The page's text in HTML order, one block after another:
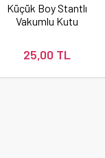
Küçük Boy Stantlı
Vakumlu Kutu
25,00 TL